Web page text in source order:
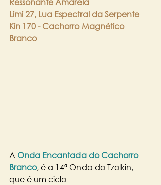
Limi 27, Lua Espectral da Serpente
Kin 170 - Cachorro Magnético
Branco
A Onda Encantada do Cachorro
Branco, é a 14ª Onda do Tzolkin,
que é um ciclo